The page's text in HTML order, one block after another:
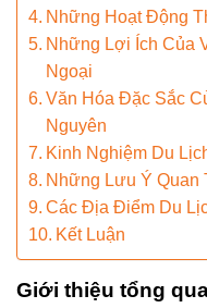
Những Hoạt Động
Những Lợi Ích Của
Ngoại
Văn Hóa Đặc Sắc
Nguyên
Kinh Nghiệm Du
Những Lưu Ý Quan
Các Địa Điểm Du
Kết Luận
Giới thiệu tổng